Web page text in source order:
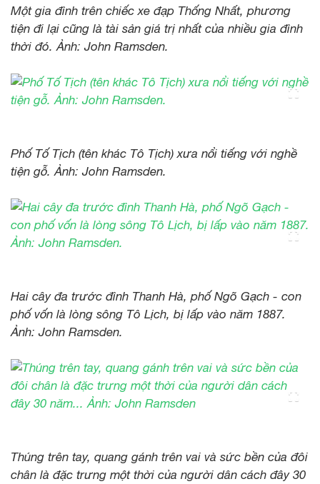
Một gia đình trên chiếc xe đạp Thống Nhất, phương
tiện đi lại cũng là tài sản giá trị nhất của nhiều gia đình
thời đó. Ảnh: John Ramsden.
Phố Tố Tịch (tên khác Tô Tịch) xưa nổi tiếng với nghề
tiện gỗ. Ảnh: John Ramsden.
Hai cây đa trước đình Thanh Hà, phố Ngõ Gạch - con
phố vốn là lòng sông Tô Lịch, bị lấp vào năm 1887.
Ảnh: John Ramsden.
Thúng trên tay, quang gánh trên vai và sức bền của đôi
chân là đặc trưng một thời của người dân cách đây 30